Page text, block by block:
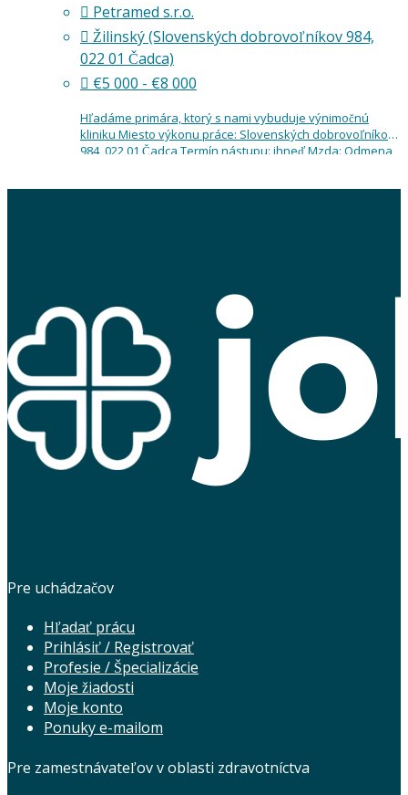
Petramed s.r.o.
Žilinský (Slovenských dobrovoľníkov 984,
022 01 Čadca)
€5 000 - €8 000
Hľadáme primára, ktorý s nami vybuduje výnimočnú
kliniku Miesto výkonu práce: Slovenských dobrovoľníkov
984, 022 01 Čadca Termín nástupu: ihneď Mzda: Odmena
Pre uchádzačov
Hľadať prácu
Prihlásiť / Registrovať
Profesie / Špecializácie
Moje žiadosti
Moje konto
Ponuky e-mailom
Pre zamestnávateľov v oblasti zdravotníctva